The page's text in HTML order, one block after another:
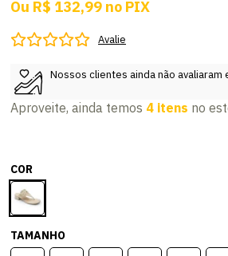
Ou R$ 132,99 no PIX
Avalie
Nossos clientes ainda não
Aproveite, ainda temos 4 itens no
COR
TAMANHO